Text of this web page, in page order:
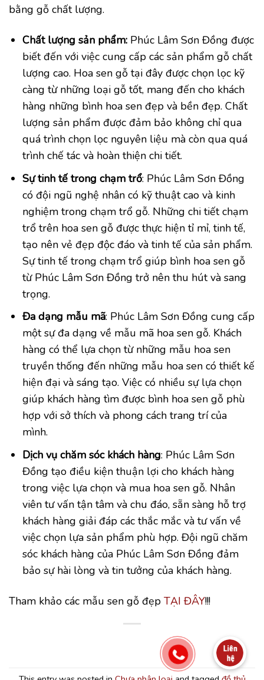
bằng gỗ chất lượng.
Chất lượng sản phẩm: Phúc Lâm Sơn Đồng được
biết đến với việc cung cấp các sản phẩm gỗ chất
lượng cao. Hoa sen gỗ tại đây được chọn lọc kỹ
càng từ những loại gỗ tốt, mang đến cho khách
hàng những bình hoa sen đẹp và bền đẹp. Chất
lượng sản phẩm được đảm bảo không chỉ qua
quá trình chọn lọc nguyên liệu mà còn qua quá
trình chế tác và hoàn thiện chi tiết.
Sự tinh tế trong chạm trổ: Phúc Lâm Sơn Đồng
có đội ngũ nghệ nhân có kỹ thuật cao và kinh
nghiệm trong chạm trổ gỗ. Những chi tiết chạm
trổ trên hoa sen gỗ được thực hiện tỉ mỉ, tinh tế,
tạo nên vẻ đẹp độc đáo và tinh tế của sản phẩm.
Sự tinh tế trong chạm trổ giúp bình hoa sen gỗ
từ Phúc Lâm Sơn Đồng trở nên thu hút và sang
trọng.
Đa dạng mẫu mã: Phúc Lâm Sơn Đồng cung cấp
một sự đa dạng về mẫu mã hoa sen gỗ. Khách
hàng có thể lựa chọn từ những mẫu hoa sen
truyền thống đến những mẫu hoa sen có thiết kế
hiện đại và sáng tạo. Việc có nhiều sự lựa chọn
giúp khách hàng tìm được bình hoa sen gỗ phù
hợp với sở thích và phong cách trang trí của
mình.
Dịch vụ chăm sóc khách hàng: Phúc Lâm Sơn
Đồng tạo điều kiện thuận lợi cho khách hàng
trong việc lựa chọn và mua hoa sen gỗ. Nhân
viên tư vấn tận tâm và chu đáo, sẵn sàng hỗ trợ
khách hàng giải đáp các thắc mắc và tư vấn về
việc chọn lựa sản phẩm phù hợp. Đội ngũ chăm
sóc khách hàng của Phúc Lâm Sơn Đồng đảm
bảo sự hài lòng và tin tưởng của khách hàng.
Tham khảo các mẫu sen gỗ đẹp TẠI ĐÂY!!!